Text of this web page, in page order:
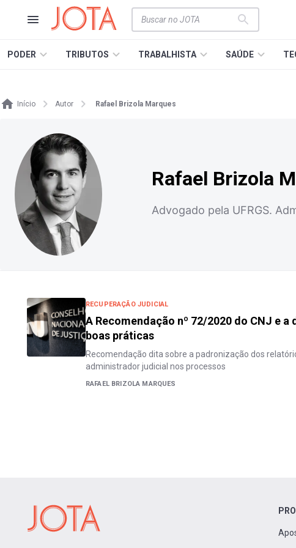
PODER TRIBUTOS TRABALHISTA SAÚDE
Início Autor Rafael Brizola Marques
Rafael Brizola
Advogado pela UFRGS.
RECUPERAÇÃO JUDICIAL
A Recomendação nº 72/2020 do CNJ e
boas práticas
Recomendação dita sobre a padronização dos
administrador judicial nos processos
RAFAEL BRIZOLA MARQUES